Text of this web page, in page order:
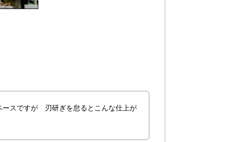
ースですが 刃研ぎを怠るとこんな仕上が